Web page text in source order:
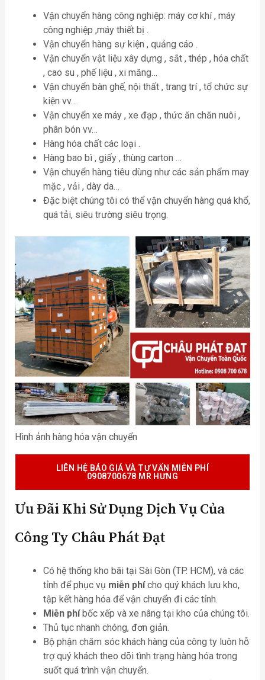
Vận chuyển hàng công nghiệp: máy cơ khí , máy
công nghiệp ,máy thiết bị .
Vận chuyển hàng sự kiện , quảng cáo .
Vận chuyển vật liệu xây dựng , sắt , thép , hóa chất
, cao su , phế liệu , xi măng…
Vận chuyển bàn ghế, nội thất , trang trí , tổ chức sự
kiện vv…
Vận chuyển xe máy , xe đạp , thức ăn chăn nuôi ,
phân bón vv…
Hàng hóa chất các loại .
Hàng bao bì , giấy , thùng carton …
Vận chuyển hàng tiêu dùng như các sản phẩm may
mặc , vải , dày da…
Đặc biệt chúng tôi có thể vận chuyển hàng quá khổ,
quá tải, siêu trường siêu trọng.
Hình ảnh hàng hóa vận chuyển
LIÊN HỆ BÁO GIÁ VÀ TƯ VẤN MIỄN PHÍ
0908700678 MR HƯNG
Ưu Đãi Khi Sử Dụng Dịch Vụ Của
Công Ty Châu Phát Đạt
Có hệ thống kho bãi tại Sài Gòn (TP. HCM), và các
tỉnh để phục vụ miễn phícho quý khách lưu kho,
tập kết hàng hóa để vận chuyển đi các tỉnh.
Miễn phíbốc xếp và xe nâng tại kho của chúng tôi.
Thủ tục nhanh chóng, đơn giản.
Bộ phận chăm sóc khách hàng của công ty luôn hỗ
trợ quý khách theo dõi tình trạng hàng hóa trong
suốt quá trình vận chuyển.